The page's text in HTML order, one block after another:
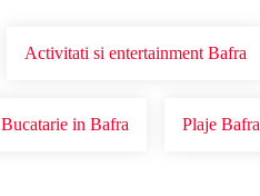
Activitati si entertainment Bafra
Bucatarie in Bafra Plaje Bafra